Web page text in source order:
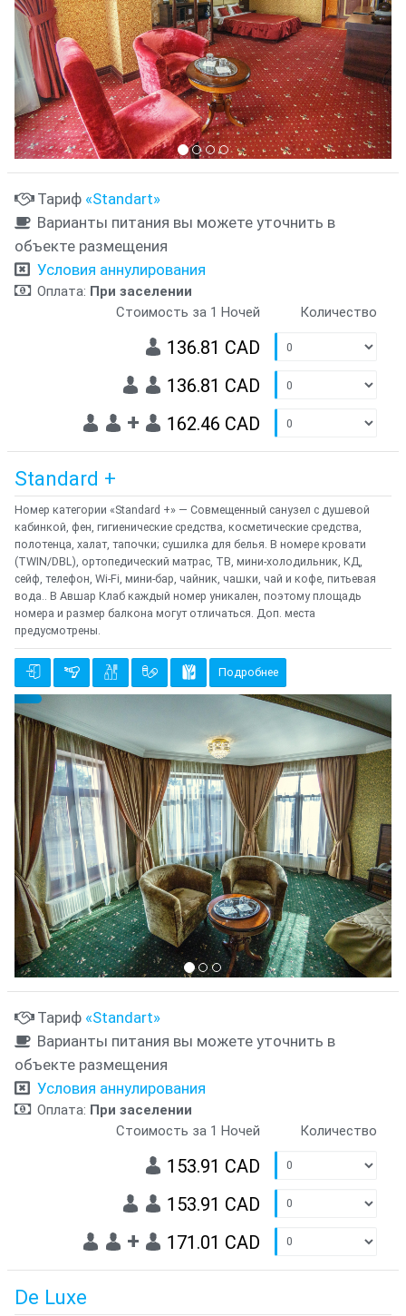
Тариф «Standart»
Варианты питания вы можете уточнить в
объекте размещения
Условия аннулирования
Оплата: При заселении
Стоимость за 1 Ночей
Количество
136.81 CAD
136.81 CAD
+ 162.46 CAD
Standard +
Номер категории «Standard +» — Совмещенный санузел с душевой
кабинкой, фен, гигиенические средства, косметические средства,
полотенца, халат, тапочки; сушилка для белья. В номере кровати
(TWIN/DBL), ортопедический матрас, ТВ, мини-холодильник, КД,
сейф, телефон, Wi-Fi, мини-бар, чайник, чашки, чай и кофе, питьевая
вода.. В Авшар Клаб каждый номер уникален, поэтому площадь
номера и размер балкона могут отличаться. Доп. места
предусмотрены.
Подробнее
{clt_left} 2 Количество
Предыдущий
Тариф «Standart»
Варианты питания вы можете уточнить в
объекте размещения
Условия аннулирования
Оплата: При заселении
Стоимость за 1 Ночей
Количество
153.91 CAD
153.91 CAD
+ 171.01 CAD
De Luxe